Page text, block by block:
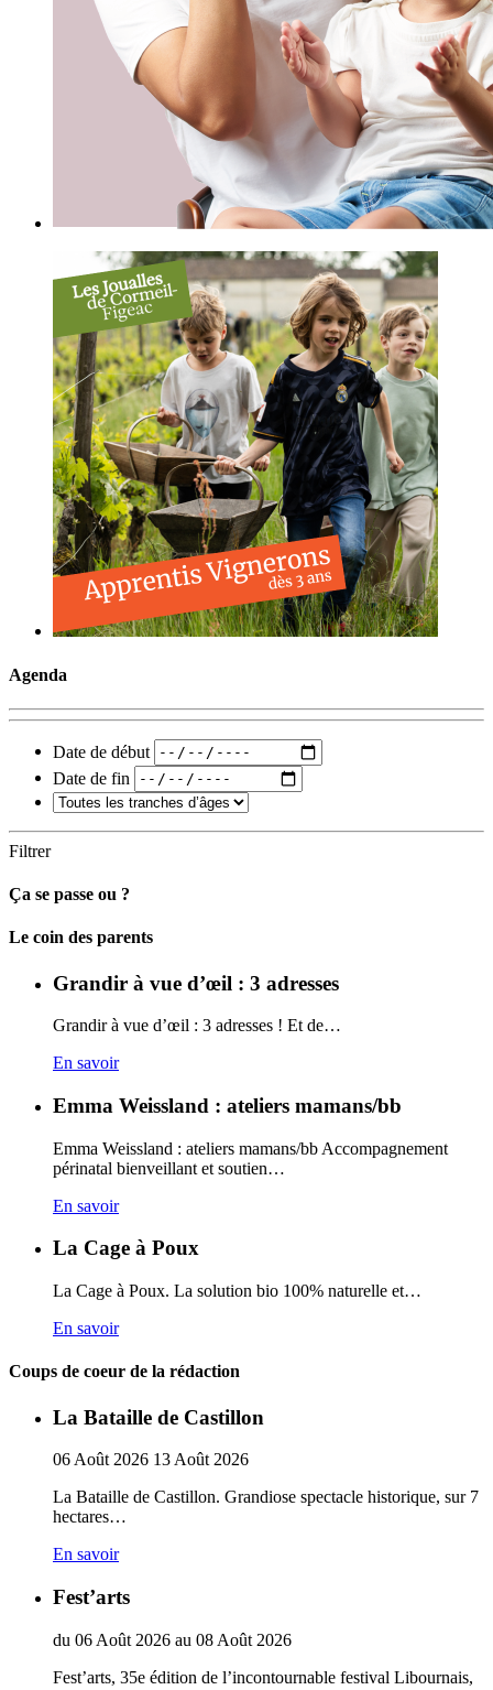
Agenda
Date de début
Date de fin
Filtrer
Ça se passe ou ?
Carto
Le coin des parents
Grandir à vue d’œil : 3 adresses
Grandir à vue d’œil : 3 adresses ! Et de…
En savoir
Emma Weissland : ateliers mamans/bb
Emma Weissland : ateliers mamans/bb Accompagnement
périnatal bienveillant et soutien…
En savoir
La Cage à Poux
La Cage à Poux. La solution bio 100% naturelle et…
En savoir
Coups de coeur de la rédaction
La Bataille de Castillon
06Août 2026 13Août 2026
La Bataille de Castillon. Grandiose spectacle historique, sur 7
hectares…
En savoir
Fest’arts
du 06 Août 2026 au 08 Août 2026
Fest’arts, 35e édition de l’incontournable festival Libournais,